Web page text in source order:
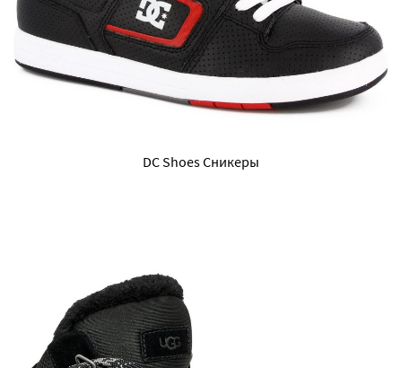
DC Shoes Сникеры